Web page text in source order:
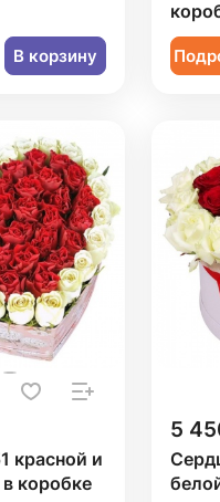
В корзину
красной и
коробке
5